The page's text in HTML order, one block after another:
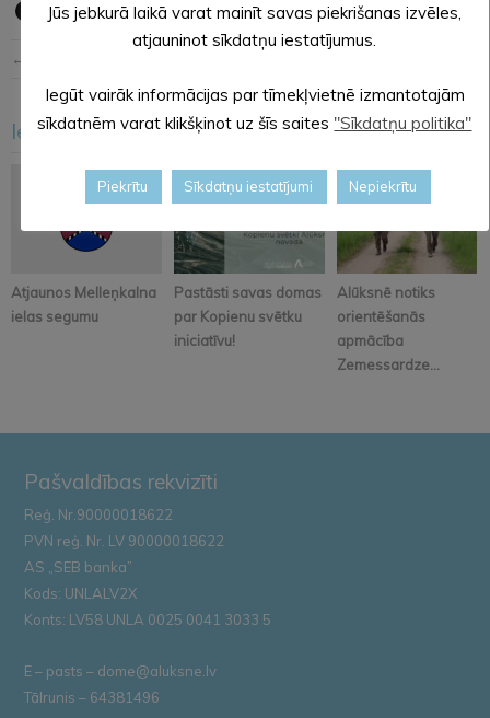
← Iepriekšējā ziņa
Iesakām arī šo
Atjaunos Melleņkalna
ielas segumu
Pastāsti savas domas
par Kopienu svētku
iniciatīvu!
Alūksnē notiks
orientēšanās
apmācība
Zemessardze...
Pašvaldības rekvizīti
Reģ. Nr.90000018622
PVN reģ. Nr. LV 90000018622
AS „SEB banka”
Kods: UNLALV2X
Konts: LV58 UNLA 0025 0041 3033 5
E – pasts – dome@aluksne.lv
Tālrunis – 64381496
Jūs jebkurā laikā varat mainīt savas piekrišanas izvēles,
atjauninot sīkdatņu iestatījumus.
Iegūt vairāk informācijas par tīmekļvietnē izmantotajām
sīkdatnēm varat klikšķinot uz šīs saites "Sīkdatņu politika"
Piekrītu Sīkdatņu iestatījumi Nepiekrītu